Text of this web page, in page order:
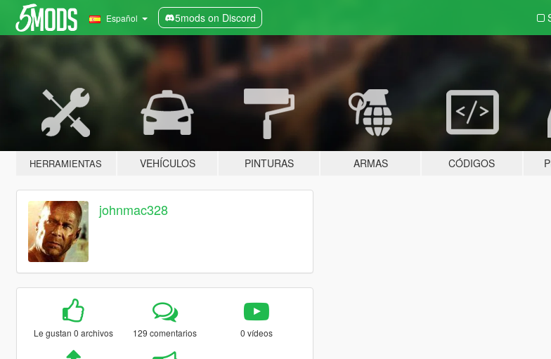
Español 5mods on Discord
HERRAMIENTAS VEHÍCULOS PINTURAS ARMAS CÓDIGOS
johnmac328
Le gustan 0 archivos 129 comentarios 0 vídeos